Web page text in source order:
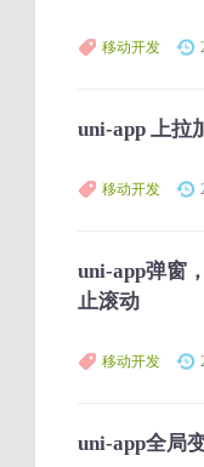
移动开发
uni-app 上拉
移动开发
uni-app弹窗
止滚动
移动开发
uni-app全局